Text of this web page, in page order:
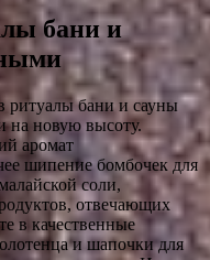
бани и
ритуалы бани и сауны
на новую высоту.
аромат
шипение бомбочек для
соли,
отвечающих
в качественные
и шапочки для